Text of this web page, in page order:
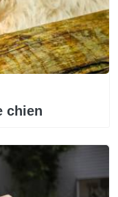
chien